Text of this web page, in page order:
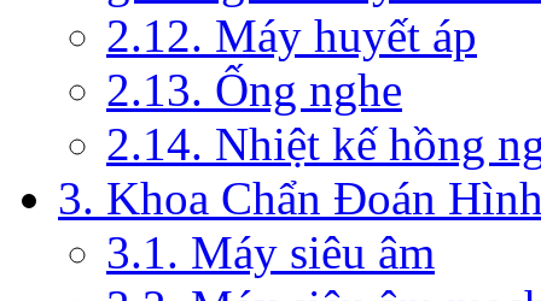
2.12. Máy huyết áp
2.13. Ống nghe
2.14. Nhiệt kế hồng
3. Khoa Chẩn Đoán
3.1. Máy siêu âm